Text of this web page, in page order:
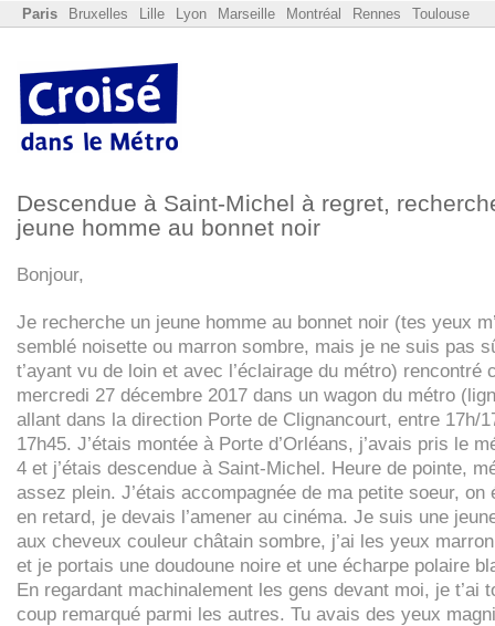
Paris Bruxelles Lille Lyon Marseille Montréal Rennes Toulouse
Descendue à Saint-Michel à regret,
jeune homme au bonnet noir
Bonjour,
Je recherche un jeune homme au bonnet noir (tes yeux
semblé noisette ou marron sombre, mais je ne suis pas
t’ayant vu de loin et avec l’éclairage du métro) rencontré
mercredi 27 décembre 2017 dans un wagon du métro
allant dans la direction Porte de Clignancourt, entre 17h/
17h45. J’étais montée à Porte d’Orléans, j’avais pris le
4 et j’étais descendue à Saint-Michel. Heure de pointe,
assez plein. J’étais accompagnée de ma petite soeur, on
en retard, je devais l’amener au cinéma. Je suis une
aux cheveux couleur châtain sombre, j’ai les yeux
et je portais une doudoune noire et une écharpe polaire
En regardant machinalement les gens devant moi, je t’ai
coup remarqué parmi les autres. Tu avais des yeux